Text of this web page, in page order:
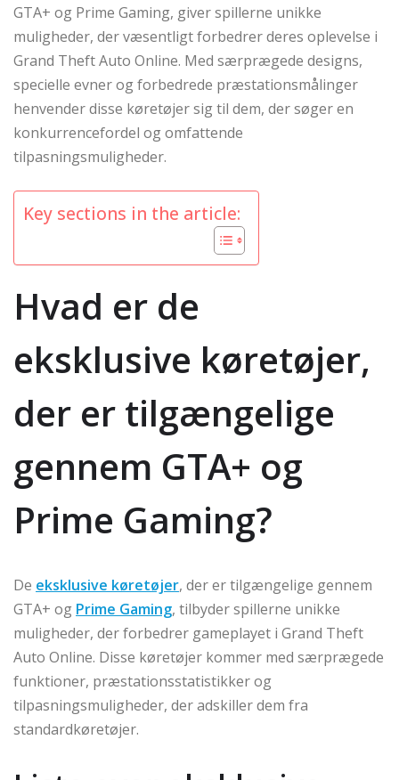
GTA+ og Prime Gaming, giver spillerne unikke
muligheder, der væsentligt forbedrer deres oplevelse i
Grand Theft Auto Online. Med særprægede designs,
specielle evner og forbedrede præstationsmålinger
henvender disse køretøjer sig til dem, der søger en
konkurrencefordel og omfattende
tilpasningsmuligheder.
Key sections in the article:
Hvad er de
eksklusive køretøjer,
der er tilgængelige
gennem GTA+ og
Prime Gaming?
De eksklusive køretøjer, der er tilgængelige gennem
GTA+ og Prime Gaming, tilbyder spillerne unikke
muligheder, der forbedrer gameplayet i Grand Theft
Auto Online. Disse køretøjer kommer med særprægede
funktioner, præstationsstatistikker og
tilpasningsmuligheder, der adskiller dem fra
standardkøretøjer.